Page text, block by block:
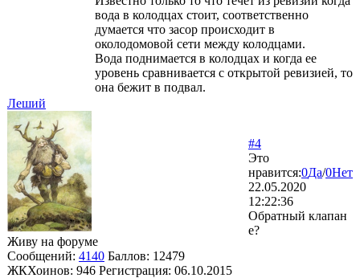
вода в колодцах стоит, соответственно
думается что засор происходит в
околодомовой сети между колодцами.
Вода поднимается в колодцах и когда ее
уровень сравнивается с открытой ревизией, то
она бежит в подвал.
Леший
Живу на форуме
Сообщений: 4140 Баллов: 12479
ЖКХоинов: 946 Регистрация: 06.10.2015
#4
Это
нравится:0Да/0Нет
22.05.2020
12:22:36
Обратный клапан
е?